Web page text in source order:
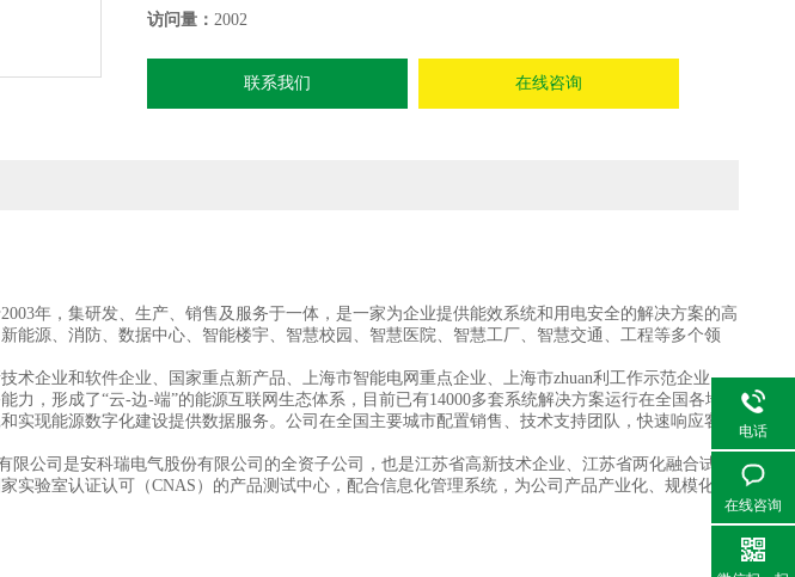
访问量： 2002
联系我们 在线咨询
年，集研发、生产、销售及服务于一体，是一家为企业提供能效系统和用电安全的解决方案的高
能源、消防、数据中心、智能楼宇、智慧校园、智慧医院、智慧工厂、智慧交通、工程等多个领
术企业和软件企业、国家重点新产品、上海市智能电网重点企业、上海市zhuan利工作示范企业。
力，形成了“云-边-端”的能源互联网生态体系，目前已有14000多套系统解决方案运行在全国各地，
实现能源数字化建设提供数据服务。公司在全国主要城市配置销售、技术支持团队，快速响应客户
公司是安科瑞电气股份有限公司的全资子公司，也是江苏省高新技术企业、江苏省两化融合试点
实验室认证认可（CNAS）的产品测试中心，配合信息化管理系统，为公司产品产业化、规模化实
电话
在线咨询